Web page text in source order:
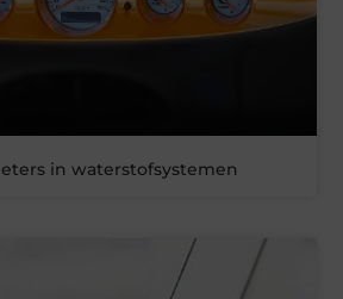
in waterstofsystemen